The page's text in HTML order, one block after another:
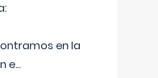
en la
e...